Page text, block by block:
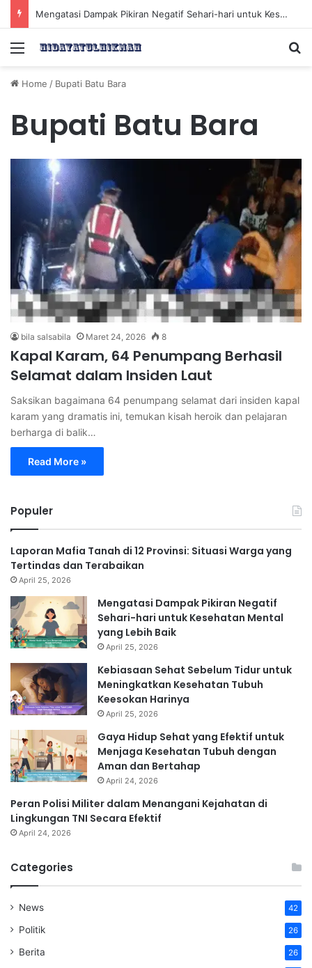
Mengatasi Dampak Pikiran Negatif Sehari-hari untuk Kesehatan Mental yang Lebih Baik
Menu
Home / Bupati Batu Bara
Bupati Batu Bara
bila salsabila Maret 24, 2026 8
Kapal Karam, 64 Penumpang Berhasil
Selamat dalam Insiden Laut
Saksikan bagaimana 64 penumpang selamat dari insiden kapal
karam yang dramatis ini, temukan kisah heroik dan pelajaran
berharga di balik…
Read More »
Populer
Laporan Mafia Tanah di 12 Provinsi: Situasi Warga yang
Tertindas dan Terabaikan
April 25, 2026
Mengatasi Dampak Pikiran Negatif
Sehari-hari untuk Kesehatan Mental
yang Lebih Baik
April 25, 2026
Kebiasaan Sehat Sebelum Tidur untuk
Meningkatkan Kesehatan Tubuh
Keesokan Harinya
April 25, 2026
Gaya Hidup Sehat yang Efektif untuk
Menjaga Kesehatan Tubuh dengan
Aman dan Bertahap
April 24, 2026
Peran Polisi Militer dalam Menangani Kejahatan di
Lingkungan TNI Secara Efektif
April 24, 2026
Categories
News 42
Politik 26
Berita 26